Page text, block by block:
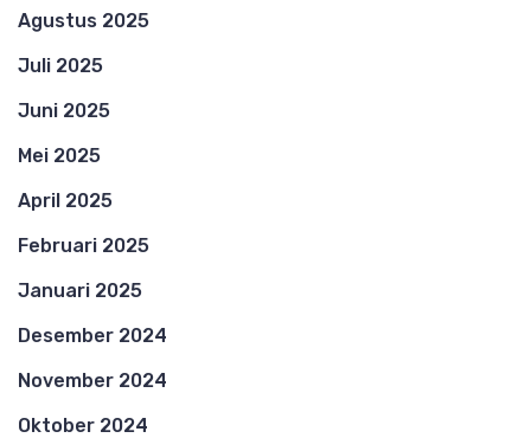
Agustus 2025
Juli 2025
Juni 2025
Mei 2025
April 2025
Februari 2025
Januari 2025
Desember 2024
November 2024
Oktober 2024